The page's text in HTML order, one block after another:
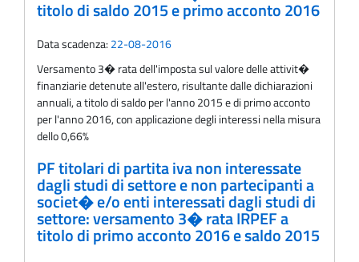
titolo di saldo 2015 e primo acconto 2016
Data scadenza: 22-08-2016
Versamento 3� rata dell'imposta sul valore delle attivit�
finanziarie detenute all'estero, risultante dalle dichiarazioni
annuali, a titolo di saldo per l'anno 2015 e di primo acconto
per l'anno 2016, con applicazione degli interessi nella misura
dello 0,66%
PF titolari di partita iva non interessate
dagli studi di settore e non partecipanti a
societ� e/o enti interessati dagli studi di
settore: versamento 3� rata IRPEF a
titolo di primo acconto 2016 e saldo 2015